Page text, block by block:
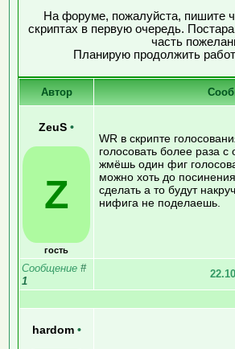
На форуме, пожалуйста, пишите
скриптах в первую очередь.
часть
Планирую продолжить
Автор
ZeuS •
Z
гость
WR в скрипте
голосовать более раза с
жмёшь один фиг
можно хоть до
сделать а то будут
нифига не поделаешь.
Сообщение #
1
hardom •